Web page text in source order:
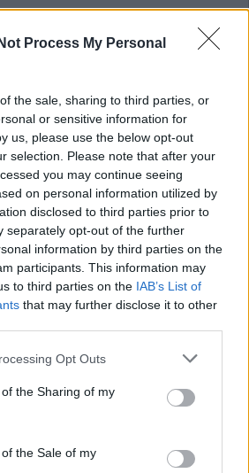
Process My Personal
the sale, sharing to third parties, or
or sensitive information for
us, please use the below opt-out
selection. Please note that after your
you may continue seeing
on personal information utilized by
disclosed to third parties prior to
separately opt-out of the further
information by third parties on the
participants. This information may
to third parties on the IAB’s List of
that may further disclose it to other
Opt Outs
the Sharing of my
the Sale of my